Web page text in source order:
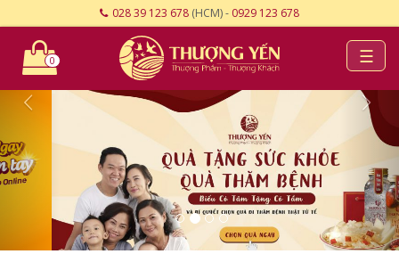
028 39 123 678 (HCM) - 0929 123 678
☰
0